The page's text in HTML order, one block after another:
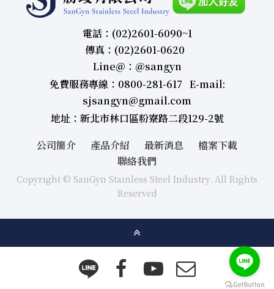
電話：(02)2601-6090~1
傳真：(02)2601-0620
Line＠：＠sangyn
免費服務專線：0800-281-617 E-mail:
sjsangyn@gmail.com
地址：新北市林口區粉寮路二段129-2號
公司簡介
產品介紹 最新消息
檔案下載
聯絡我們
Copyright © SanGyn Stainless Steel Industry. All Rights
Reserved